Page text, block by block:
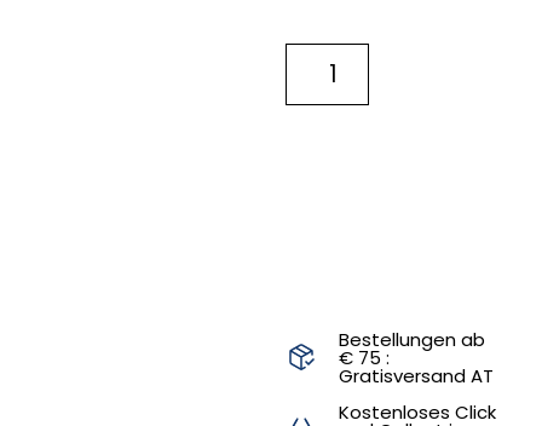
Bestellungen ab
€ 75 :
Gratisversand AT
Kostenloses Click